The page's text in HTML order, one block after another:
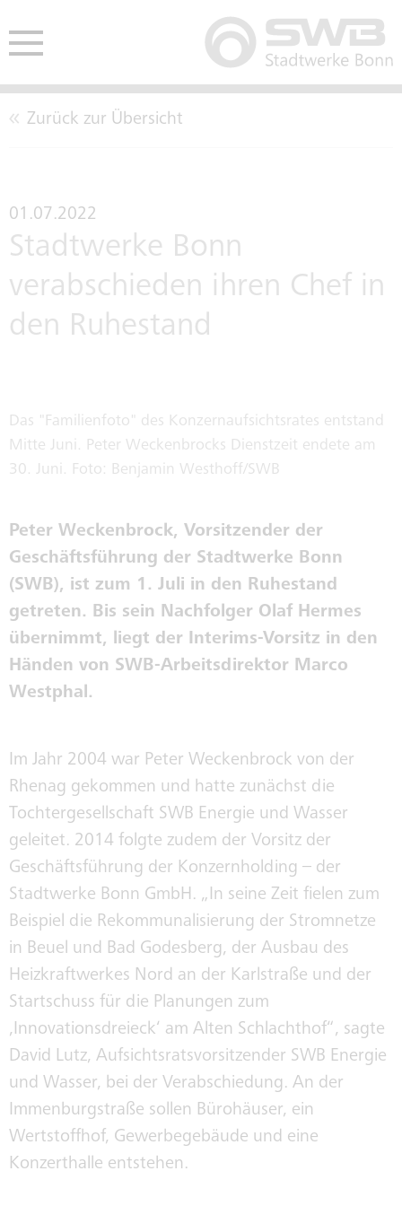
EINKAUFSBEDINGUNGEN
TARIFTREUE- UND
FAHRZEUGVERKAUF
IMMOBILIENVERKAUF /
LEITBILD
KENNZAHLEN
GESCHÄFTSFÜHRUNG
PUBLIC COPORATE GOVERNANCE
INTERNE MELDESTELLE NACH
HINWEISGEBERSCHUTZGESETZ
SORGFALTSPFLICHTEN IN
NACHHALTIGKEITSREPORT
KLIMAWERKE
KLIMABUS
KONZERNGESELLSCHAFTEN
SWB-KORRUPTIONSPRÄVENTION
INTEGRITÄT
Zurück zur Übersicht
01.07.2022
Stadtwerke Bonn
verabschieden ihren Chef in
den Ruhestand
Das "Familienfoto" des Konzernaufsichtsrates entstand
Mitte Juni. Peter Weckenbrocks Dienstzeit endete am
30. Juni. Foto: Benjamin Westhoff/SWB
Peter Weckenbrock, Vorsitzender der
Geschäftsführung der Stadtwerke Bonn
(SWB), ist zum 1. Juli in den Ruhestand
getreten. Bis sein Nachfolger Olaf Hermes
übernimmt, liegt der Interims-Vorsitz in den
Händen von SWB-Arbeitsdirektor Marco
Westphal.
Im Jahr 2004 war Peter Weckenbrock von der
Rhenag gekommen und hatte zunächst die
Tochtergesellschaft SWB Energie und Wasser
geleitet. 2014 folgte zudem der Vorsitz der
Geschäftsführung der Konzernholding – der
Stadtwerke Bonn GmbH. „In seine Zeit fielen zum
Beispiel die Rekommunalisierung der Stromnetze
in Beuel und Bad Godesberg, der Ausbau des
Heizkraftwerkes Nord an der Karlstraße und der
Startschuss für die Planungen zum
‚Innovationsdreieck‘ am Alten Schlachthof“, sagte
David Lutz, Aufsichtsratsvorsitzender SWB Energie
und Wasser, bei der Verabschiedung. An der
Immenburgstraße sollen Bürohäuser, ein
Wertstoffhof, Gewerbegebäude und eine
Konzerthalle entstehen.